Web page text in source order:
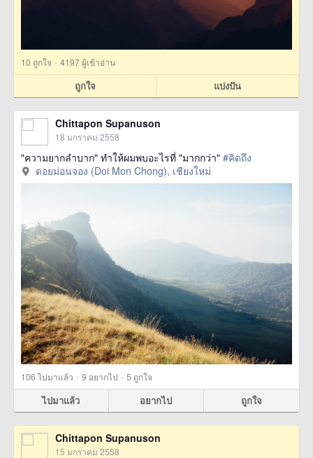
10 ถูกใจ · 4197 ผู้เข้าอ่าน
ถูกใจ แบ่งปัน
Chittapon Supanuson
18 มกราคม 2558
"ความยากลำบาก" ทำให้ผมพบอะไรที่ "มากกว่า" #คิดถึง
ดอยม่อนจอง (Doi Mon Chong), เชียงใหม่
106ไปมาแล้ว · 9 อยากไป · 5 ถูกใจ
ไปมาแล้ว อยากไป ถูกใจ
Chittapon Supanuson
15 มกราคม 2558